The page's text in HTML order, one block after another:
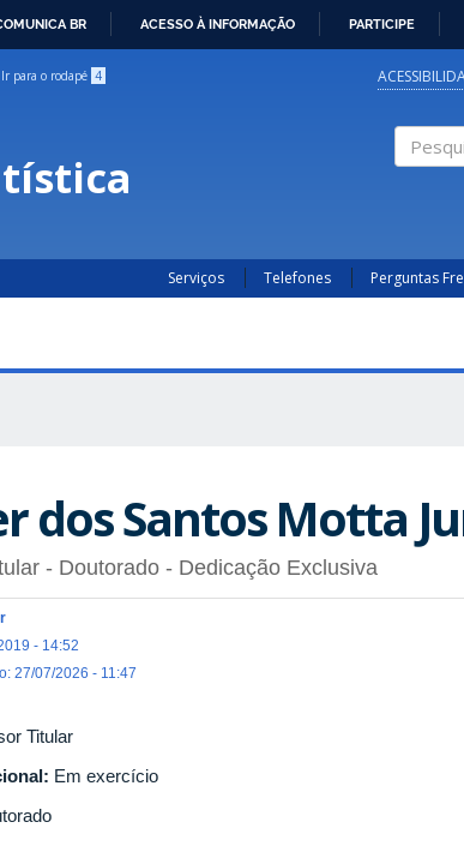
BR ACESSO À INFORMAÇÃO PARTICIPE
Ir para o rodapé 4
Serviços Telefones Perguntas
dos Santos Motta
- Doutorado - Dedicação Exclusiva
- 14:52
27/07/2026 - 11:47
Titular
Em exercício